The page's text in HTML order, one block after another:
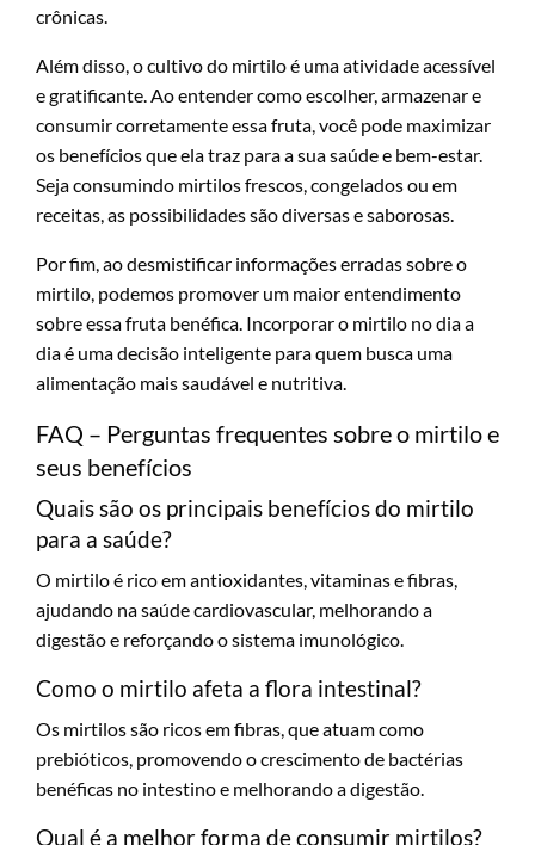
crônicas.
Além disso, o cultivo do mirtilo é uma atividade acessível
e gratificante. Ao entender como escolher, armazenar e
consumir corretamente essa fruta, você pode maximizar
os benefícios que ela traz para a sua saúde e bem-estar.
Seja consumindo mirtilos frescos, congelados ou em
receitas, as possibilidades são diversas e saborosas.
Por fim, ao desmistificar informações erradas sobre o
mirtilo, podemos promover um maior entendimento
sobre essa fruta benéfica. Incorporar o mirtilo no dia a
dia é uma decisão inteligente para quem busca uma
alimentação mais saudável e nutritiva.
FAQ – Perguntas frequentes sobre o mirtilo e
seus benefícios
Quais são os principais benefícios do mirtilo
para a saúde?
O mirtilo é rico em antioxidantes, vitaminas e fibras,
ajudando na saúde cardiovascular, melhorando a
digestão e reforçando o sistema imunológico.
Como o mirtilo afeta a flora intestinal?
Os mirtilos são ricos em fibras, que atuam como
prebióticos, promovendo o crescimento de bactérias
benéficas no intestino e melhorando a digestão.
Qual é a melhor forma de consumir mirtilos?